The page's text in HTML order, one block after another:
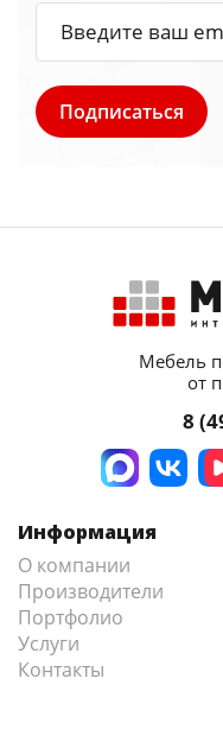
Мебель
от
8
Информация
О компании
Производители
Портфолио
Услуги
Контакты